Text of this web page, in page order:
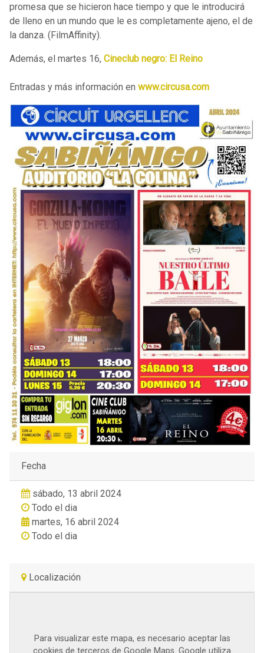
promesa que se hicieron hace tiempo y que le introducirá
de lleno en un mundo que le es completamente ajeno, el de
la danza. (FilmAffinity).
Además, el martes 16, Cineclub negro: El Reino
Entradas y más información en www.circusa.com
Fecha
sábado, 13 abril 2024
Todo el dia
martes, 16 abril 2024
Todo el dia
Localización
Para visualizar este mapa, es necesario aceptar las
cookies de terceros de Google Maps. Google utiliza